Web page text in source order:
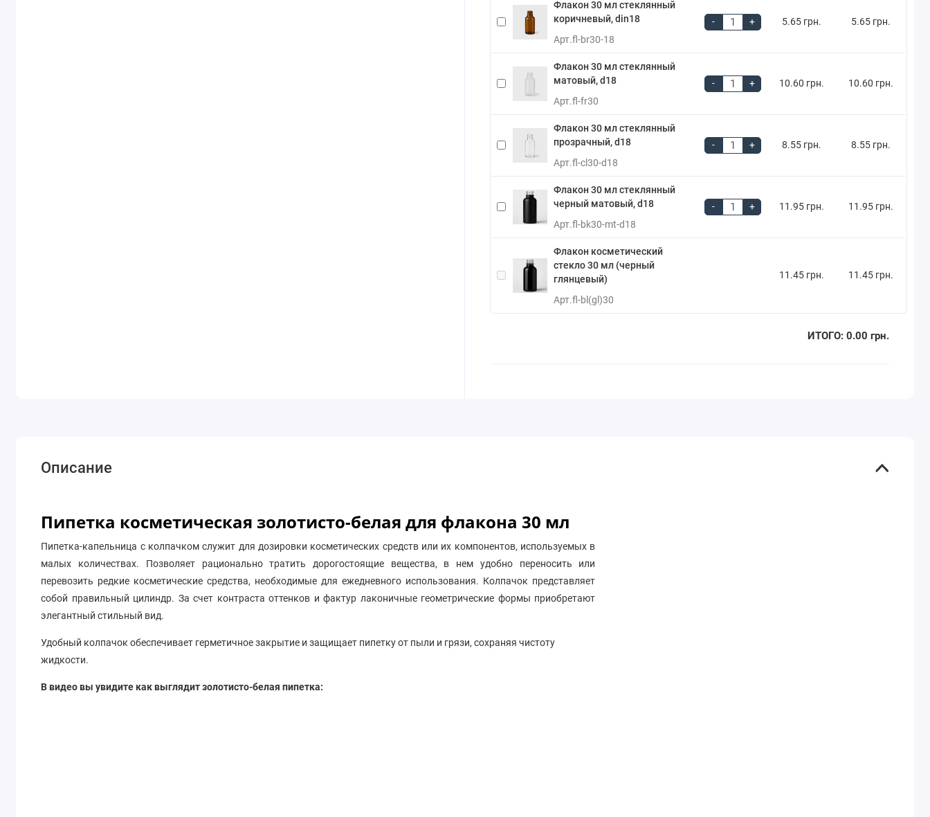
Флакон 30 мл стеклянный
коричневый, din18
Арт.fl-br30-18
- + 5.65 грн. 5.65 грн.
Флакон 30 мл стеклянный
матовый, d18
Арт.fl-fr30
- + 10.60 грн. 10.60 грн.
Флакон 30 мл стеклянный
прозрачный, d18
Арт.fl-cl30-d18
- + 8.55 грн. 8.55 грн.
Флакон 30 мл стеклянный
черный матовый, d18
Арт.fl-bk30-mt-d18
- + 11.95 грн. 11.95 грн.
Флакон косметический
стекло 30 мл (черный
глянцевый)
Арт.fl-bl(gl)30
11.45 грн. 11.45 грн.
ИТОГО: 0.00 грн.
Описание
Пипетка косметическая золотисто-белая для флакона 30 мл
Пипетка-капельница с колпачком служит для дозировки косметических средств или их компонентов, используемых в
малых количествах. Позволяет рационально тратить дорогостоящие вещества, в нем удобно переносить или
перевозить редкие косметические средства, необходимые для ежедневного использования. Колпачок представляет
собой правильный цилиндр. За счет контраста оттенков и фактур лаконичные геометрические формы приобретают
элегантный стильный вид.
Удобный колпачок обеспечивает герметичное закрытие и защищает пипетку от пыли и грязи, сохраняя чистоту
жидкости.
В видео вы увидите как выглядит золотисто-белая пипетка: